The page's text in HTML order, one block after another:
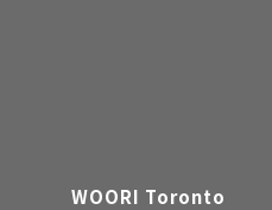
WOORI Toronto